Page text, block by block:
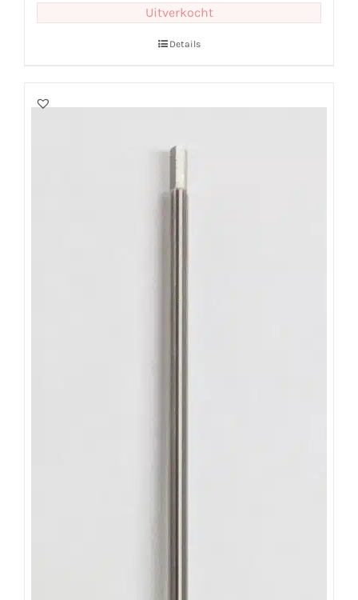
Uitverkocht
Details